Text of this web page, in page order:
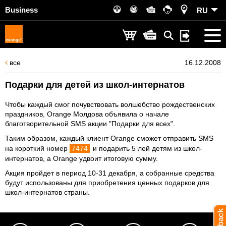
Business RU
все 16.12.2008
Подарки для детей из школ-интернатов
Чтобы каждый смог почувствовать волшебство рождественских
праздников, Orange Молдова объявила о начале
благотворительной SMS акции "Подарки для всех".
Таким образом, каждый клиент Orange сможет отправить SMS
на короткий номер 7474
и подарить 5 лей детям из школ-
интернатов, а Orange удвоит итоговую сумму.
Акция пройдет в период 10-31 декабря, а собранные средства
будут использованы для приобретения ценных подарков для
школ-интернатов страны.